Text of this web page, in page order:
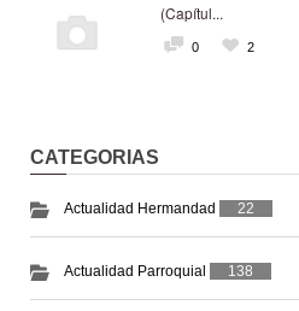
(Capítul...
0 2
CATEGORIAS
Actualidad Hermandad 22
Actualidad Parroquial 138